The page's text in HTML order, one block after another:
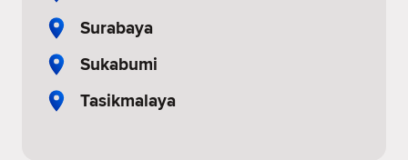
Surabaya
Sukabumi
Tasikmalaya